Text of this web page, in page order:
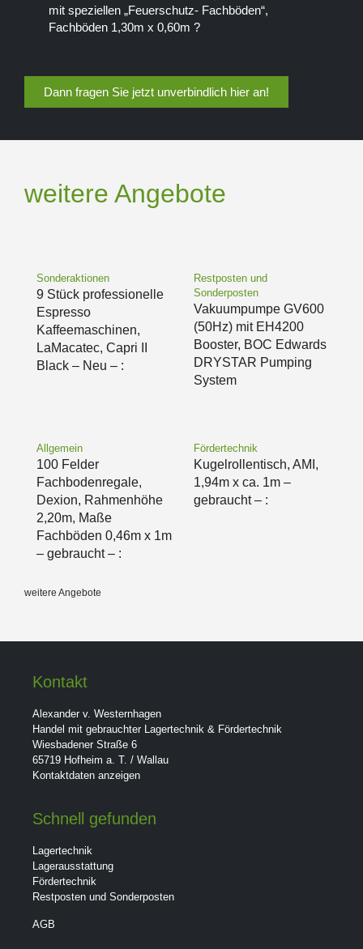
mit speziellen „Feuerschutz- Fachböden“,
Fachböden 1,30m x 0,60m ?
Dann fragen Sie jetzt unverbindlich hier an!
weitere Angebote
Sonderaktionen
9 Stück professionelle
Espresso
Kaffeemaschinen,
LaMacatec, Capri II
Black – Neu – :
Restposten und
Sonderposten
Vakuumpumpe GV600
(50Hz) mit EH4200
Booster, BOC Edwards
DRYSTAR Pumping
System
Allgemein
100 Felder
Fachbodenregale,
Dexion, Rahmenhöhe
2,20m, Maße
Fachböden 0,46m x 1m
– gebraucht – :
Fördertechnik
Kugelrollentisch, AMI,
1,94m x ca. 1m –
gebraucht – :
weitere Angebote
Kontakt
Alexander v. Westernhagen
Handel mit gebrauchter Lagertechnik & Fördertechnik
Wiesbadener Straße 6
65719 Hofheim a. T. / Wallau
Kontaktdaten anzeigen
Schnell gefunden
Lagertechnik
Lagerausstattung
Fördertechnik
Restposten und Sonderposten
AGB